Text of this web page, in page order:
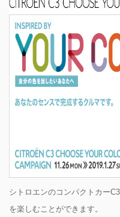
シトロエンのコンパクトカー
を楽しむことができます。